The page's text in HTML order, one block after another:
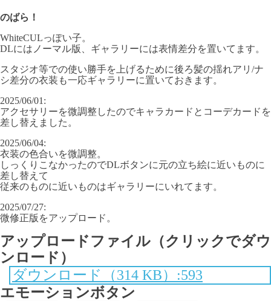
のばら！
WhiteCULっぽい子。
DLにはノーマル版、ギャラリーには表情差分を置いてます。
スタジオ等での使い勝手を上げるために後ろ髪の揺れアリ/ナ
シ差分の衣装も一応ギャラリーに置いておきます。
2025/06/01:
アクセサリーを微調整したのでキャラカードとコーデカードを
差し替えました。
2025/06/04:
衣装の色合いを微調整。
しっくりこなかったのでDLボタンに元の立ち絵に近いものに
差し替えて
従来のものに近いものはギャラリーにいれてます。
2025/07/27:
微修正版をアップロード。
アップロードファイル（クリックでダウ
ンロード）
ダウンロード（314 KB）:593
エモーションボタン